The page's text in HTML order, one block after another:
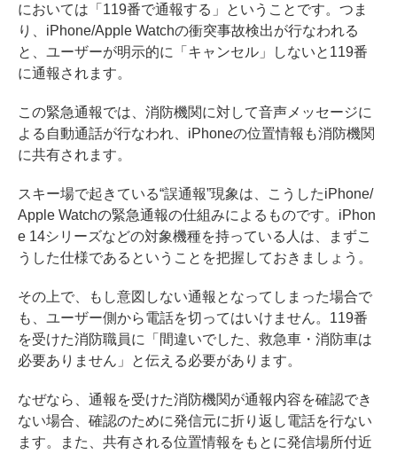
においては「119番で通報する」ということです。つま
り、iPhone/Apple Watchの衝突事故検出が行なわれる
と、ユーザーが明示的に「キャンセル」しないと119番
に通報されます。
この緊急通報では、消防機関に対して音声メッセージに
よる自動通話が行なわれ、iPhoneの位置情報も消防機関
に共有されます。
スキー場で起きている“誤通報”現象は、こうしたiPhone/
Apple Watchの緊急通報の仕組みによるものです。iPhon
e 14シリーズなどの対象機種を持っている人は、まずこ
うした仕様であるということを把握しておきましょう。
その上で、もし意図しない通報となってしまった場合で
も、ユーザー側から電話を切ってはいけません。119番
を受けた消防職員に「間違いでした、救急車・消防車は
必要ありません」と伝える必要があります。
なぜなら、通報を受けた消防機関が通報内容を確認でき
ない場合、確認のために発信元に折り返し電話を行ない
ます。また、共有される位置情報をもとに発信場所付近